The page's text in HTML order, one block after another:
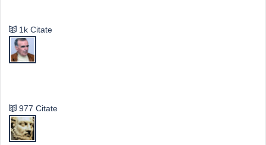
1k Citate
977 Citate